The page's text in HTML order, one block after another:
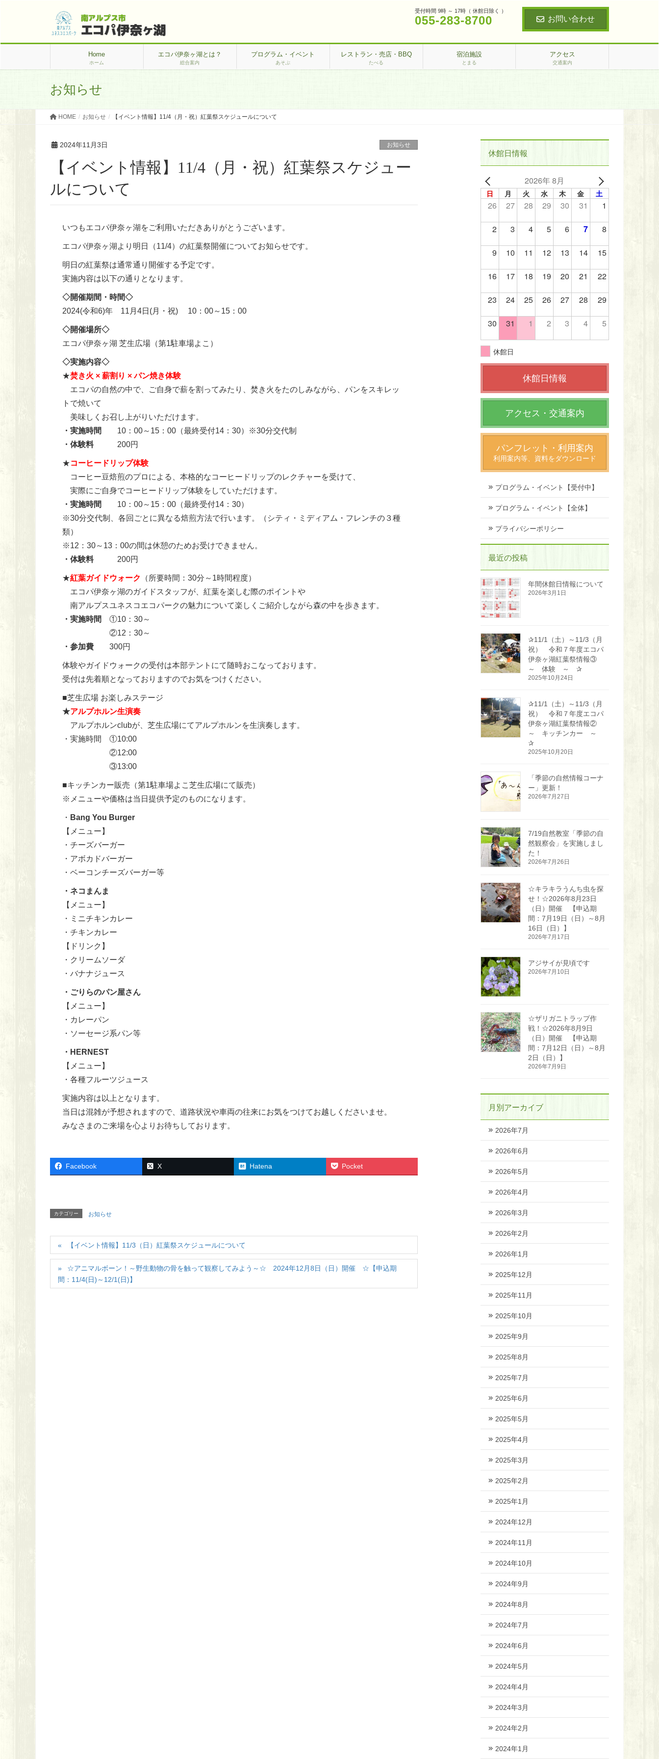
受付時間 9時 ～ 17時（ 休館日除く ）
055‐283‐8700 お問い合わせ
Home
ホーム
エコパ伊奈ヶ湖とは？
総合案内
プログラム・イベント
あそぶ
レストラン・売店・BBQ
たべる
宿泊施設
とまる
アクセス
交通案内
お知らせ
HOME お知らせ 【イベント情報】11/4（月・祝）紅葉祭スケジュールについて
2024年11月3日 お知らせ
【イベント情報】11/4（月・祝）紅葉祭スケジュー
ルについて
いつもエコパ伊奈ヶ湖をご利用いただきありがとうございます。
エコパ伊奈ヶ湖より明日（11/4）の紅葉祭開催についてお知らせです。
明日の紅葉祭は通常通り開催する予定です。
実施内容は以下の通りとなります。
◇開催期間・時間◇
2024(令和6)年 11月4日(月・祝) 10：00～15：00
◇開催場所◇
エコパ伊奈ヶ湖 芝生広場（第1駐車場よこ）
◇実施内容◇
★焚き火 × 薪割り × パン焼き体験
エコパの自然の中で、ご自身で薪を割ってみたり、焚き火をたのしみながら、パンをスキレッ
トで焼いて
美味しくお召し上がりいただけます。
・実施時間
10：00～15：00（最終受付14：30）※30分交代制
・体験料200円
★コーヒードリップ体験
コーヒー豆焙煎のプロによる、本格的なコーヒードリップのレクチャーを受けて、
実際にご自身でコーヒードリップ体験をしていただけます。
・実施時間
10：00～15：00（最終受付14：30）
※30分交代制、各回ごとに異なる焙煎方法で行います。（シティ・ミディアム・フレンチの３種
類）
※12：30～13：00の間は休憩のためお受けできません。
・体験料
200円
★紅葉ガイドウォーク
（所要時間：30分～1時間程度）
エコパ伊奈ヶ湖のガイドスタッフが、紅葉を楽しむ際のポイントや
南アルプスユネスコエコパークの魅力について楽しくご紹介しながら森の中を歩きます。
・実施時間
①10：30～
②12：30～
・参加費 300円
体験やガイドウォークの受付は本部テントにて随時おこなっております。
受付は先着順となっておりますのでお気をつけください。
■芝生広場 お楽しみステージ
★アルプホルン生演奏
アルプホルンclubが、芝生広場にてアルプホルンを生演奏します。
・実施時間 ①10:00
②12:00
③13:00
■キッチンカー販売（第1駐車場よこ芝生広場にて販売）
※メニューや価格は当日提供予定のものになります。
・ Bang You Burger
【メニュー】
・チーズバーガー
・アボカドバーガー
・ベーコンチーズバーガー等
・ネコまんま
【メニュー】
・ミニチキンカレー
・チキンカレー
【ドリンク】
・クリームソーダ
・バナナジュース
・ごりらのパン屋さん
【メニュー】
・カレーパン
・ソーセージ系パン等
・HERNEST
【メニュー】
・各種フルーツジュース
実施内容は以上となります。
当日は混雑が予想されますので、道路状況や車両の往来にお気をつけてお越しくださいませ。
みなさまのご来場を心よりお待ちしております。
Facebook X Hatena Pocket
カテゴリー お知らせ
【イベント情報】11/3（日）紅葉祭スケジュールについて
☆アニマルボーン！～野生動物の骨を触って観察してみよう～☆ 2024年12月8日（日）開催 ☆【申込期
間：11/4(日)～12/1(日)】
休館日情報
2026年 8月
日 月 火 水 木 金 土
26 27 28 29 30 31 1
2 3 4 5 6 7 8
9 10 11 12 13 14 15
16 17 18 19 20 21 22
23 24 25 26 27 28 29
30 31 1 2 3 4 5
休館日
休館日情報
アクセス・交通案内
パンフレット・利用案内
利用案内等、資料をダウンロード
プログラム・イベント【受付中】
プログラム・イベント【全体】
プライバシーポリシー
最近の投稿
年間休館日情報について
2026年3月1日
✰11/1（土）～11/3（月
祝） 令和７年度エコパ
伊奈ヶ湖紅葉祭情報③
～ 体験 ～ ✰
2025年10月24日
✰11/1（土）～11/3（月
祝） 令和７年度エコパ
伊奈ヶ湖紅葉祭情報②
～ キッチンカー ～
✰
2025年10月20日
「季節の自然情報コーナ
ー」更新！
2026年7月27日
7/19自然教室「季節の自
然観察会」を実施しまし
た！
2026年7月26日
☆キラキラうんち虫を探
せ！☆2026年8月23日
（日）開催 【申込期
間：7月19日（日）～8月
16日（日）】
2026年7月17日
アジサイが見頃です
2026年7月10日
☆ザリガニトラップ作
戦！☆2026年8月9日
（日）開催 【申込期
間：7月12日（日）～8月
2日（日）】
2026年7月9日
月別アーカイブ
2026年7月
2026年6月
2026年5月
2026年4月
2026年3月
2026年2月
2026年1月
2025年12月
2025年11月
2025年10月
2025年9月
2025年8月
2025年7月
2025年6月
2025年5月
2025年4月
2025年3月
2025年2月
2025年1月
2024年12月
2024年11月
2024年10月
2024年9月
2024年8月
2024年7月
2024年6月
2024年5月
2024年4月
2024年3月
2024年2月
2024年1月